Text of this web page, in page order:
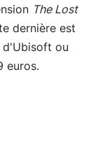
The Lost
dernière est
d'Ubisoft ou
euros.